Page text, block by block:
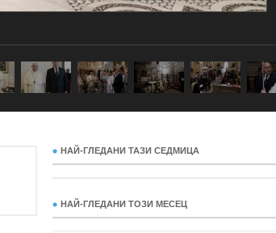
НАЙ-ГЛЕДАНИ ТАЗИ СЕДМИЦА
НАЙ-ГЛЕДАНИ ТОЗИ МЕСЕЦ